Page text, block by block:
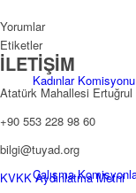
Kadınlar Komisyonu
Çalışma
Yorumlar
Etiketler
İLETİŞİM
Atatürk Mahallesi
+90 553 228 98 60
bilgi@tuyad.org
KVKK Aydınlatma Metni